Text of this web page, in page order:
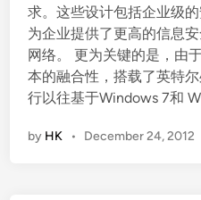
求。这些设计包括企业级
为企业提供了更高的信息
网络。 更为关键的是，由
本的融合性，搭载了英特
行以往基于Windows 7和
by HK • December 24, 2012